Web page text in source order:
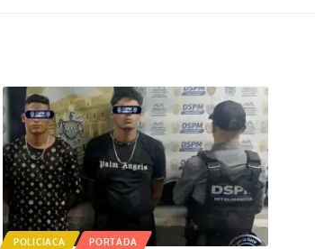
POLICIACA PORTADA